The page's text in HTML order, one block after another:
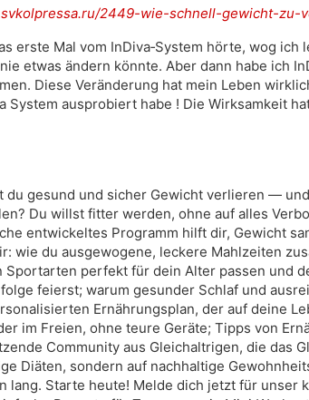
2449-wie-schnell-gewicht-zu-
erste Mal vom InDiva‑System hörte, wog
etwas ändern könnte. Aber dann habe ich
Diese Veränderung hat mein Leben
System ausprobiert habe ! Die Wirksamkeit
du gesund und sicher Gewicht verlieren —
Du willst fitter werden, ohne auf alles
entwickeltes Programm hilft dir, Gewicht
wie du ausgewogene, leckere Mahlzeiten
Sportarten perfekt für dein Alter passen und
feierst; warum gesunder Schlaf und
Ernährungsplan, der auf deine
im Freien, ohne teure Geräte; Tipps von
Community aus Gleichaltrigen, die das
Diäten, sondern auf nachhaltige
lang. Starte heute! Melde dich jetzt für unser